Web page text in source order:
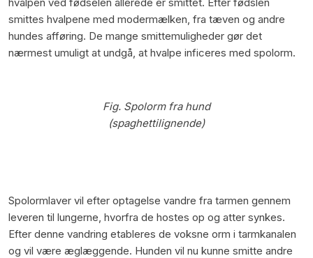
smittes hvalpene med modermælken, fra tæven og andre
hundes afføring. De mange smittemuligheder gør det
nærmest umuligt at undgå, at hvalpe inficeres med spolorm.
Fig. Spolorm fra hund
(spaghettilignende)
Spolormlaver vil efter optagelse vandre fra tarmen gennem
leveren til lungerne, hvorfra de hostes op og atter synkes.
Efter denne vandring etableres de voksne orm i tarmkanalen
og vil være æglæggende. Hunden vil nu kunne smitte andre